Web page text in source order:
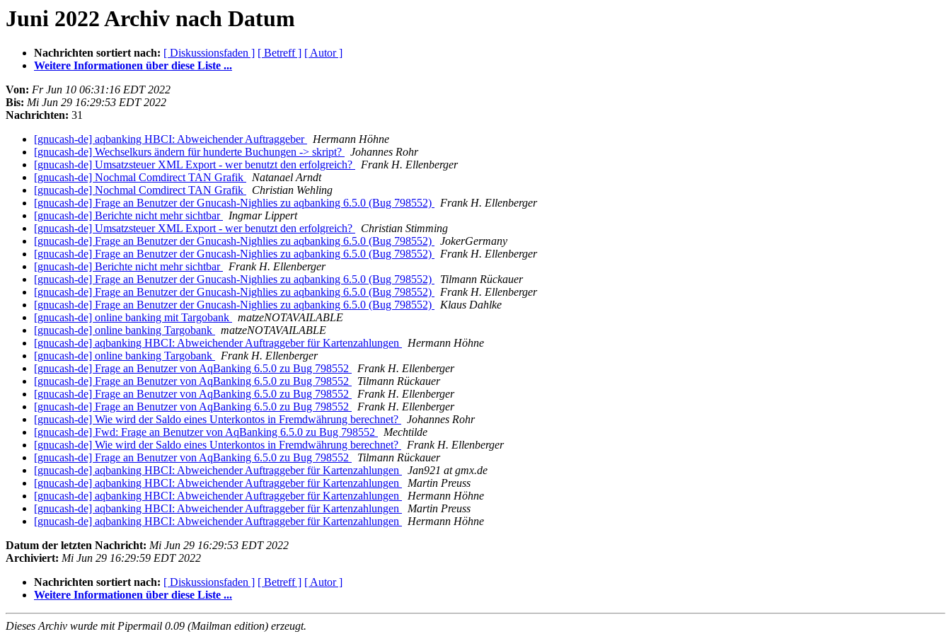
Juni 2022 Archiv nach Datum
Nachrichten sortiert nach: [ Diskussionsfaden ] [ Betreff ] [ Autor ]
Weitere Informationen über diese Liste ...
Von: Fr Jun 10 06:31:16 EDT 2022
Bis: Mi Jun 29 16:29:53 EDT 2022
Nachrichten: 31
[gnucash-de] aqbanking HBCI: Abweichender Auftraggeber
Hermann Höhne
[gnucash-de] Wechselkurs ändern für hunderte Buchungen -> skript?
Johannes Rohr
[gnucash-de] Umsatzsteuer XML Export - wer benutzt den erfolgreich?
Frank H. Ellenberger
[gnucash-de] Nochmal Comdirect TAN Grafik
Natanael Arndt
[gnucash-de] Nochmal Comdirect TAN Grafik
Christian Wehling
[gnucash-de] Frage an Benutzer der Gnucash-Nighlies zu aqbanking 6.5.0 (Bug 798552)
Frank H. Ellenberger
[gnucash-de] Berichte nicht mehr sichtbar
Ingmar Lippert
[gnucash-de] Umsatzsteuer XML Export - wer benutzt den erfolgreich?
Christian Stimming
[gnucash-de] Frage an Benutzer der Gnucash-Nighlies zu aqbanking 6.5.0 (Bug 798552)
JokerGermany
[gnucash-de] Frage an Benutzer der Gnucash-Nighlies zu aqbanking 6.5.0 (Bug 798552)
Frank H. Ellenberger
[gnucash-de] Berichte nicht mehr sichtbar
Frank H. Ellenberger
[gnucash-de] Frage an Benutzer der Gnucash-Nighlies zu aqbanking 6.5.0 (Bug 798552)
Tilmann Rückauer
[gnucash-de] Frage an Benutzer der Gnucash-Nighlies zu aqbanking 6.5.0 (Bug 798552)
Frank H. Ellenberger
[gnucash-de] Frage an Benutzer der Gnucash-Nighlies zu aqbanking 6.5.0 (Bug 798552)
Klaus Dahlke
[gnucash-de] online banking mit Targobank
matzeNOTAVAILABLE
[gnucash-de] online banking Targobank
matzeNOTAVAILABLE
[gnucash-de] aqbanking HBCI: Abweichender Auftraggeber für Kartenzahlungen
Hermann Höhne
[gnucash-de] online banking Targobank
Frank H. Ellenberger
[gnucash-de] Frage an Benutzer von AqBanking 6.5.0 zu Bug 798552
Frank H. Ellenberger
[gnucash-de] Frage an Benutzer von AqBanking 6.5.0 zu Bug 798552
Tilmann Rückauer
[gnucash-de] Frage an Benutzer von AqBanking 6.5.0 zu Bug 798552
Frank H. Ellenberger
[gnucash-de] Frage an Benutzer von AqBanking 6.5.0 zu Bug 798552
Frank H. Ellenberger
[gnucash-de] Wie wird der Saldo eines Unterkontos in Fremdwährung berechnet?
Johannes Rohr
[gnucash-de] Fwd: Frage an Benutzer von AqBanking 6.5.0 zu Bug 798552
Mechtilde
[gnucash-de] Wie wird der Saldo eines Unterkontos in Fremdwährung berechnet?
Frank H. Ellenberger
[gnucash-de] Frage an Benutzer von AqBanking 6.5.0 zu Bug 798552
Tilmann Rückauer
[gnucash-de] aqbanking HBCI: Abweichender Auftraggeber für Kartenzahlungen
Jan921 at gmx.de
[gnucash-de] aqbanking HBCI: Abweichender Auftraggeber für Kartenzahlungen
Martin Preuss
[gnucash-de] aqbanking HBCI: Abweichender Auftraggeber für Kartenzahlungen
Hermann Höhne
[gnucash-de] aqbanking HBCI: Abweichender Auftraggeber für Kartenzahlungen
Martin Preuss
[gnucash-de] aqbanking HBCI: Abweichender Auftraggeber für Kartenzahlungen
Hermann Höhne
Datum der letzten Nachricht: Mi Jun 29 16:29:53 EDT 2022
Archiviert: Mi Jun 29 16:29:59 EDT 2022
Nachrichten sortiert nach: [ Diskussionsfaden ] [ Betreff ] [ Autor ]
Weitere Informationen über diese Liste ...
Dieses Archiv wurde mit Pipermail 0.09 (Mailman edition) erzeugt.